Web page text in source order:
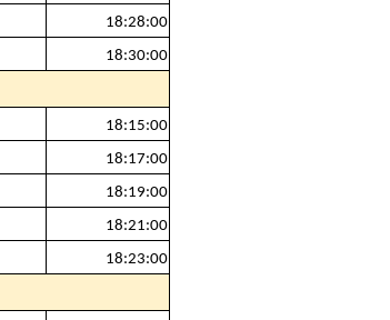
18:28:00
18:30:00
18:15:00
18:17:00
18:19:00
18:21:00
18:23:00